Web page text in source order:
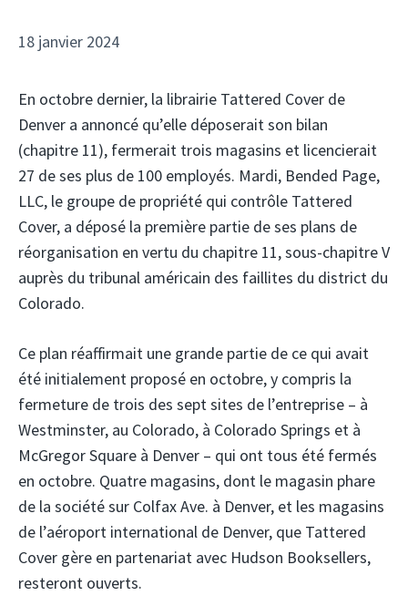
18 janvier 2024
En octobre dernier, la librairie Tattered Cover de
Denver a annoncé qu’elle déposerait son bilan
(chapitre 11), fermerait trois magasins et licencierait
27 de ses plus de 100 employés. Mardi, Bended Page,
LLC, le groupe de propriété qui contrôle Tattered
Cover, a déposé la première partie de ses plans de
réorganisation en vertu du chapitre 11, sous-chapitre V
auprès du tribunal américain des faillites du district du
Colorado.
Ce plan réaffirmait une grande partie de ce qui avait
été initialement proposé en octobre, y compris la
fermeture de trois des sept sites de l’entreprise – à
Westminster, au Colorado, à Colorado Springs et à
McGregor Square à Denver – qui ont tous été fermés
en octobre. Quatre magasins, dont le magasin phare
de la société sur Colfax Ave. à Denver, et les magasins
de l’aéroport international de Denver, que Tattered
Cover gère en partenariat avec Hudson Booksellers,
resteront ouverts.